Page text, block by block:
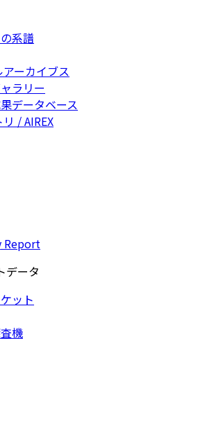
系譜
アーカイブス
ラリー
データベース
/ AIREX
Report
データ
ット
機